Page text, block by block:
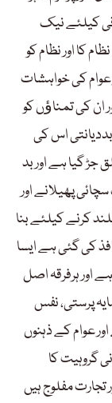
کیلئے نیک
کا اور نظام کو
عوام کی خواہشات
ان کی تمناﺅں کو
بددیانتی اس کی
گیا ہے اور بد
پھیلانے اور
کرنے کیلئے بنا
کی گئی ہے ایسا
اور ہرفرقہ اصل
پرستی، نفس
عوام کے ذہنوں
گروہیت کا
مفلوج ہیں